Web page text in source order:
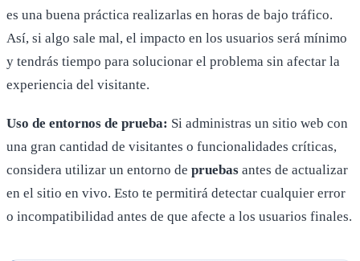
es una buena práctica realizarlas en horas de bajo tráfico.
Así, si algo sale mal, el impacto en los usuarios será mínimo
y tendrás tiempo para solucionar el problema sin afectar la
experiencia del visitante.
Uso de entornos de prueba: Si administras un sitio web con
una gran cantidad de visitantes o funcionalidades críticas,
considera utilizar un entorno de pruebas antes de actualizar
en el sitio en vivo. Esto te permitirá detectar cualquier error
o incompatibilidad antes de que afecte a los usuarios finales.